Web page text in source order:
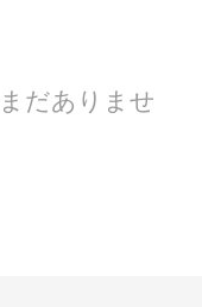
だありませ